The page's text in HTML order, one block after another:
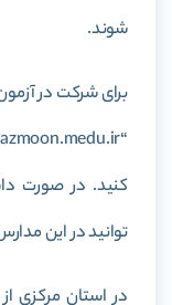
شوند.
برای شرکت در
کنید. در صورت
توانید در این